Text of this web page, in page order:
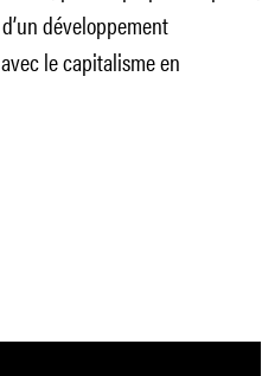
développement
le capitalisme en